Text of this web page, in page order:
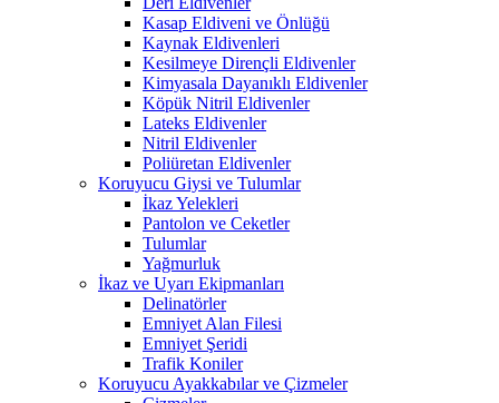
Kasap Eldiveni ve Önlüğü
Kaynak Eldivenleri
Kesilmeye Dirençli Eldivenler
Kimyasala Dayanıklı Eldivenler
Köpük Nitril Eldivenler
Lateks Eldivenler
Nitril Eldivenler
Poliüretan Eldivenler
Koruyucu Giysi ve Tulumlar
İkaz Yelekleri
Pantolon ve Ceketler
Tulumlar
Yağmurluk
İkaz ve Uyarı Ekipmanları
Delinatörler
Emniyet Alan Filesi
Emniyet Şeridi
Trafik Koniler
Koruyucu Ayakkabılar ve Çizmeler